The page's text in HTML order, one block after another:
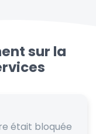
sur la
était bloquée